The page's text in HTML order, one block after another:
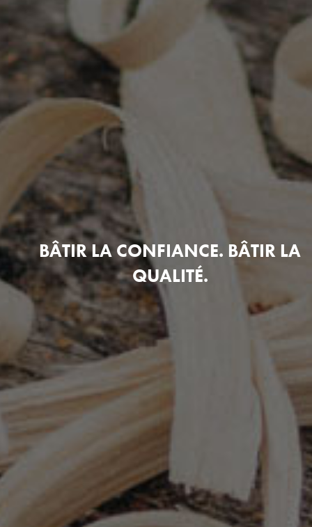
BÂTIR LA CONFIANCE. BÂTIR LA
QUALITÉ.